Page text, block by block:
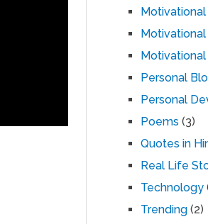
Motivational
Motivational
Personal
Personal
Poems (3)
Quotes in
Real Life
Technology
Trending(2)